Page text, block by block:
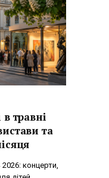
травні
та
концерти,